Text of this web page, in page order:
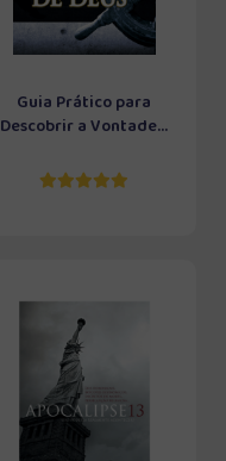
Guia Prático para
Descobrir a Vontade...